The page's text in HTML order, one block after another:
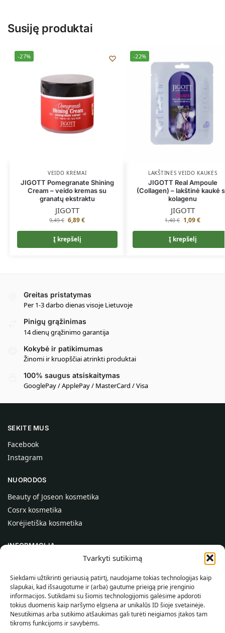
Tvarkyti sutikimą
Siekdami užtikrinti geriausią patirtį, naudojame tokias technologijas kaip
slapukai, kad išsaugotume ir (arba) gautume prieigą prie įrenginio
informacijos. Sutikdami su šiomis technologijomis galėsime apdoroti
tokius duomenis kaip naršymo elgsena ar unikalūs ID šioje svetainėje.
Nesutikimas arba sutikimo atšaukimas gali turėti neigiamos įtakos tam
tikroms funkcijoms ir savybėms.
Susiję produktai
-27%
VEIDO KREMAI
JIGOTT Pomegranate Shining
Cream – veido kremas su
granatų ekstraktu
JIGOTT
9,49€ 6,89€
Į krepšelį
-22%
LAKŠTINĖS VEIDO KAUKĖS
JIGOTT Real Ampoule
(Collagen) – lakštinė kaukė
kolagenu
JIGOTT
1,40€ 1,09€
Į krepšelį
Greitas pristatymas
Per 1-3 darbo dienas visoje Lietuvoje
Pinigų grąžinimas
14 dienų grąžinimo garantija
Kokybė ir patikimumas
Žinomi ir kruopščiai atrinkti produktai
100% saugus atsiskaitymas
GooglePay / ApplePay / MasterCard / Visa
SEKITE MUS
Facebook
Instagram
NUORODOS
Beauty of Joseon kosmetika
Cosrx kosmetika
Korėjietiška kosmetika
INFORMACIJA
Kontaktai
Pagalba
INFORMACIJA PIRKĖJUI
Pristatymo sąlygos